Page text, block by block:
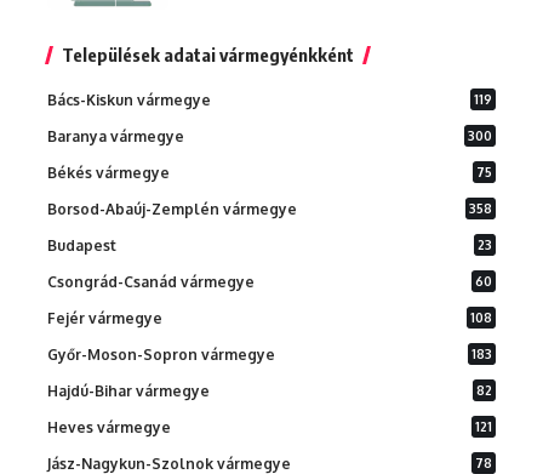
Települések adatai vármegyénkként
Bács-Kiskun vármegye 119
Baranya vármegye 300
Békés vármegye 75
Borsod-Abaúj-Zemplén vármegye 358
Budapest 23
Csongrád-Csanád vármegye 60
Fejér vármegye 108
Győr-Moson-Sopron vármegye 183
Hajdú-Bihar vármegye 82
Heves vármegye 121
Jász-Nagykun-Szolnok vármegye 78